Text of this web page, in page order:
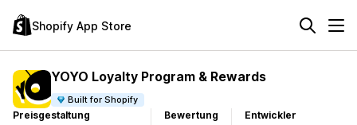
Shopify App Store
YOYO Loyalty Program & Rewards
Built for Shopify
Preisgestaltung
Bewertung
Entwickler